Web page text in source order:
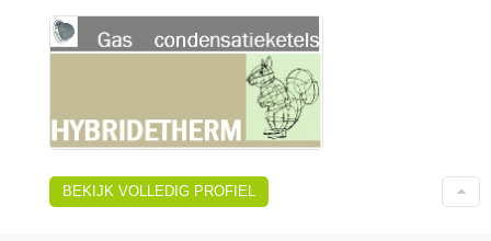
BEKIJK VOLLEDIG PROFIEL